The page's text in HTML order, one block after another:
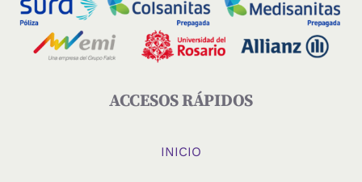
ACCESOS RÁPIDOS
INICIO